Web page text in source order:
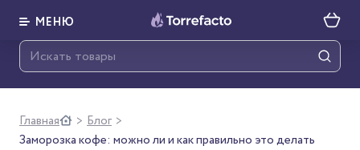
МЕНЮ
Главная > Блог >
Заморозка кофе: можно ли и как правильно это делать